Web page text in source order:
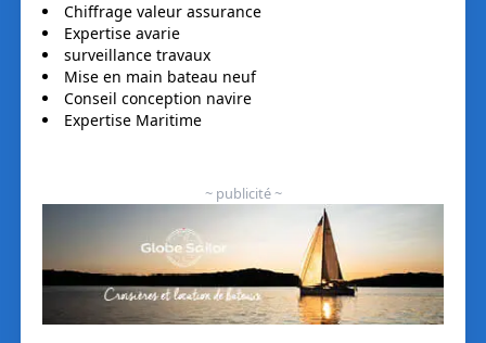
Chiffrage valeur assurance
Expertise avarie
surveillance travaux
Mise en main bateau neuf
Conseil conception navire
Expertise Maritime
~ publicité ~